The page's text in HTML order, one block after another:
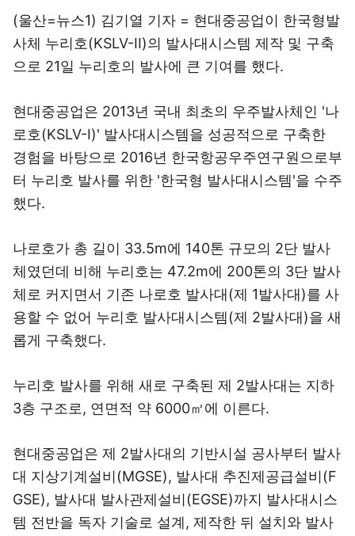
(울산=뉴스1) 김기열 기자 = 현대중공업이 한국형발
사체 누리호(KSLV-II)의 발사대시스템 제작 및 구축
으로 21일 누리호의 발사에 큰 기여를 했다.
현대중공업은 2013년 국내 최초의 우주발사체인 '나
로호(KSLV-Ⅰ)' 발사대시스템을 성공적으로 구축한
경험을 바탕으로 2016년 한국항공우주연구원으로부
터 누리호 발사를 위한 '한국형 발사대시스템'을 수주
했다.
나로호가 총 길이 33.5m에 140톤 규모의 2단 발사
체였던데 비해 누리호는 47.2m에 200톤의 3단 발사
체로 커지면서 기존 나로호 발사대(제 1발사대)를 사
용할 수 없어 누리호 발사대시스템(제 2발사대)을 새
롭게 구축했다.
누리호 발사를 위해 새로 구축된 제 2발사대는 지하
3층 구조로, 연면적 약 6000㎡에 이른다.
현대중공업은 제 2발사대의 기반시설 공사부터 발사
대 지상기계설비(MGSE), 발사대 추진제공급설비(F
GSE), 발사대 발사관제설비(EGSE)까지 발사대시스
템 전반을 독자 기술로 설계, 제작한 뒤 설치와 발사